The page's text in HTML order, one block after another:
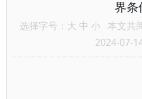
界条
选择字号： 大 中 小 本文共
2024-07-